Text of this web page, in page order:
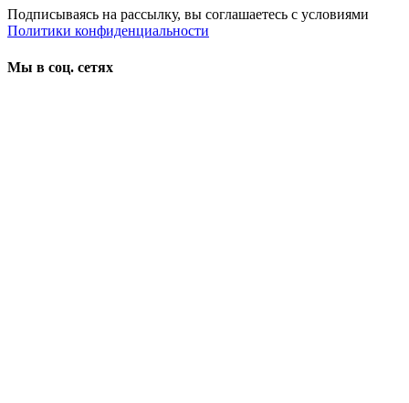
Подписываясь на рассылку, вы соглашаетесь с условиями
Политики конфиденциальности
Мы в соц. сетях